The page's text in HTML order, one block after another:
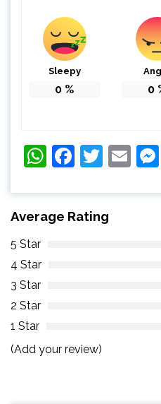
Sleepy
0 % 0
WhatsApp
Average Rating
5 Star
4 Star
3 Star
2 Star
1 Star
(Add your review)